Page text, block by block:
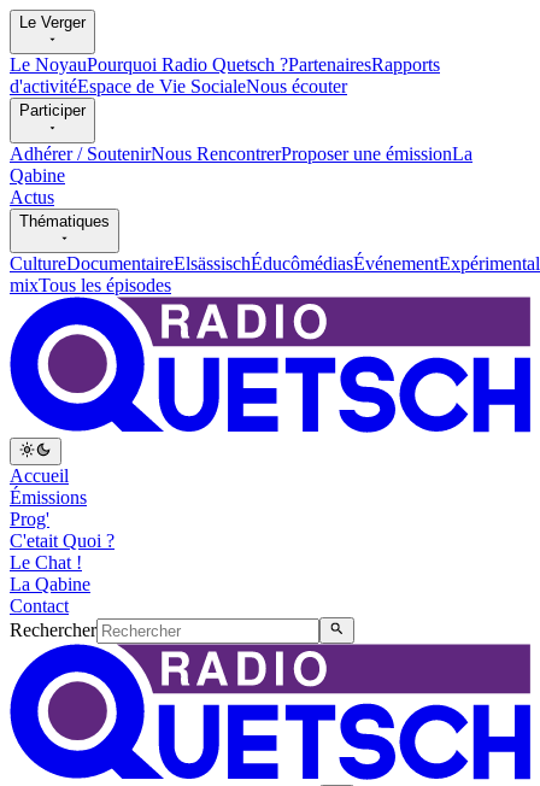
Le Verger
Le NoyauPourquoi Radio Quetsch ?PartenairesRapports
d'activitéEspace de Vie SocialeNous écouter
Participer
Adhérer / SoutenirNous RencontrerProposer une émissionLa
Qabine
Actus
Thématiques
CultureDocumentaireElsässischÉducômédiasÉvénementExpérimental
mixTous les épisodes
Accueil
Émissions
Prog'
C'etait Quoi ?
Le Chat !
La Qabine
Contact
Rechercher